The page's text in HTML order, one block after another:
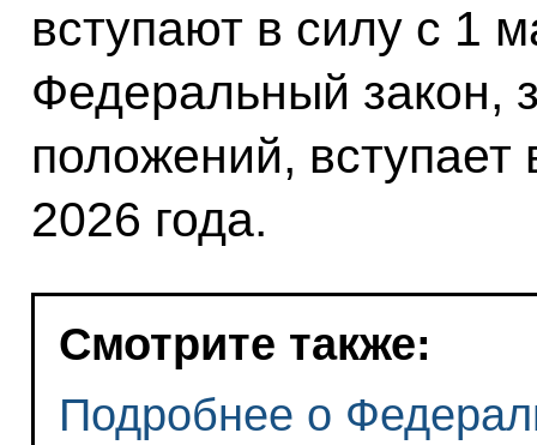
вступают в силу с 1
Федеральный закон,
положений, вступает
2026 года.
Смотрите также:
Подробнее о